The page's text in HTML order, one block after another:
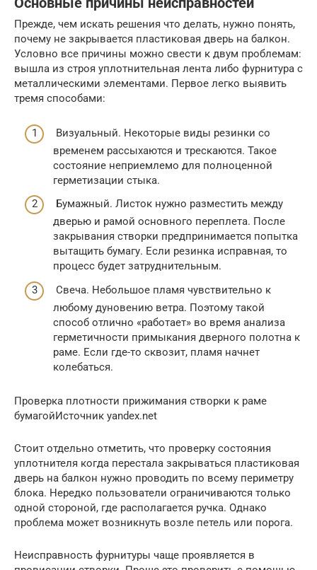
Прежде, чем искать решения что делать, нужно понять,
почему не закрывается пластиковая дверь на балкон.
Условно все причины можно свести к двум проблемам:
вышла из строя уплотнительная лента либо фурнитура с
металлическими элементами. Первое легко выявить
тремя способами:
Визуальный. Некоторые виды резинки со
временем рассыхаются и трескаются. Такое
состояние неприемлемо для полноценной
герметизации стыка.
Бумажный. Листок нужно разместить между
дверью и рамой основного переплета. После
закрывания створки предпринимается попытка
вытащить бумагу. Если резинка исправная, то
процесс будет затруднительным.
Свеча. Небольшое пламя чувствительно к
любому дуновению ветра. Поэтому такой
способ отлично «работает» во время анализа
герметичности примыкания дверного полотна к
раме. Если где-то сквозит, пламя начнет
колебаться.
Проверка плотности прижимания створки к раме
бумагойИсточник yandex.net
Стоит отдельно отметить, что проверку состояния
уплотнителя когда перестала закрываться пластиковая
дверь на балкон нужно проводить по всему периметру
блока. Нередко пользователи ограничиваются только
одной стороной, где располагается ручка. Однако
проблема может возникнуть возле петель или порога.
Неисправность фурнитуры чаще проявляется в